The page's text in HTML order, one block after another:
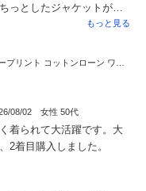
っとしたジャケットが欲
した。暑さを感じさせな
です。会合に最適と思
購入しました。ライトグ
れば、色々な組み合わせ
は会場の温度設定が低
私にとっては、もう少し
かとも思いました。
もっと見る
08/02 女性 50代
着られて大活躍です。大
2着目購入しました。